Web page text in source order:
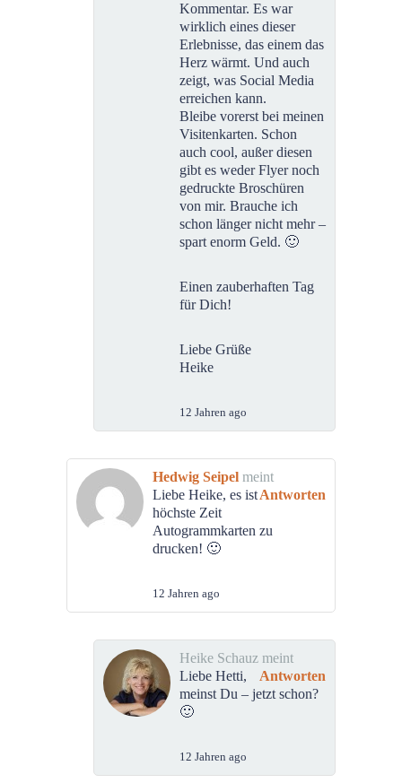
Kommentar. Es war
wirklich eines dieser
Erlebnisse, das einem das
Herz wärmt. Und auch
zeigt, was Social Media
erreichen kann.
Bleibe vorerst bei meinen
Visitenkarten. Schon
auch cool, außer diesen
gibt es weder Flyer noch
gedruckte Broschüren
von mir. Brauche ich
schon länger nicht mehr –
spart enorm Geld. 🙂
Einen zauberhaften Tag
für Dich!
Liebe Grüße
Heike
12 Jahren ago
Hedwig Seipel meint
Antworten
Liebe Heike, es ist
höchste Zeit
Autogrammkarten zu
drucken! 🙂
12 Jahren ago
Heike Schauz meint
Antworten
Liebe Hetti,
meinst Du – jetzt schon?
🙂
12 Jahren ago